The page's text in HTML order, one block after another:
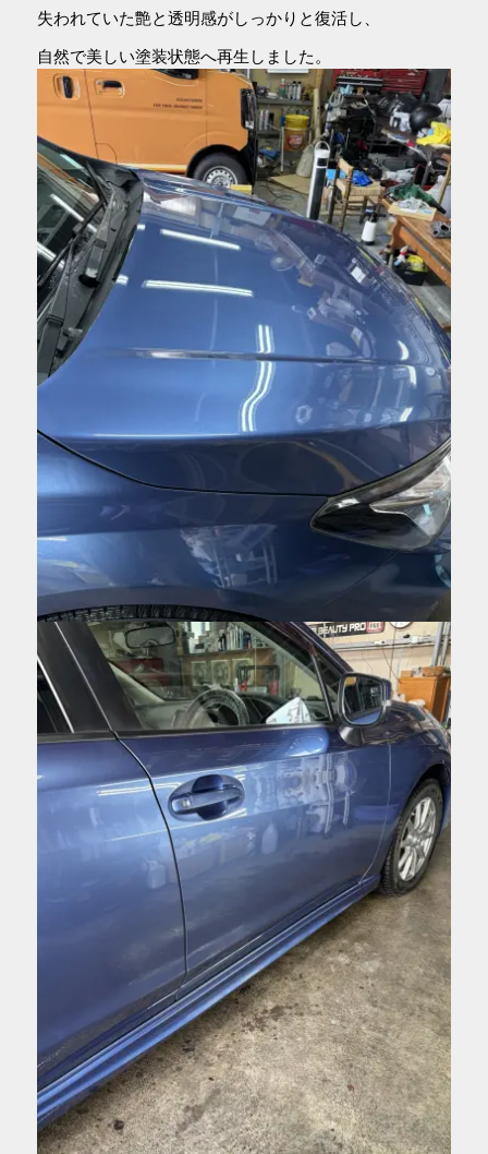
失われていた艶と透明感がしっかりと復活し、
自然で美しい塗装状態へ再生しました。